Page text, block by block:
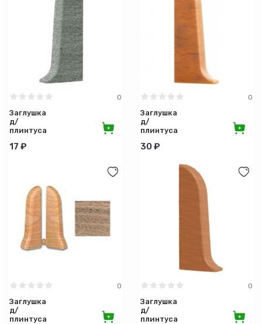
0
Заглушка
д/
плинтуса
Песчанник
17 ₽
0
Заглушка
д/
плинтуса
003 Бук
30 ₽
0
Заглушка
д/
плинтуса
0
Заглушка
д/
плинтуса